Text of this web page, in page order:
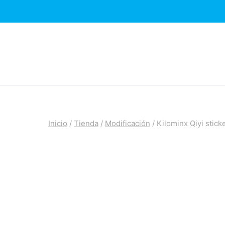
al
Inicio / Tienda / Modificación / Kilominx Qiyi